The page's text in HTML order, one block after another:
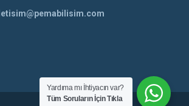
Yardıma mı İhtiyacın var?
Tüm Soruların İçin Tıkla